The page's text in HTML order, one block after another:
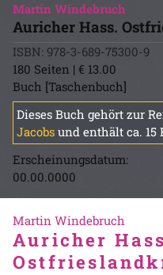
Martin Windebruch
Auricher Hass.
ISBN: 978-3-689-75300-9
180 Seiten | € 13.00
Buch [Taschenbuch]
Dieses Buch gehört zur
Jacobs und enthält ca. 15
Erscheinungsdatum:
00.00.0000
Martin Windebruch
Auricher